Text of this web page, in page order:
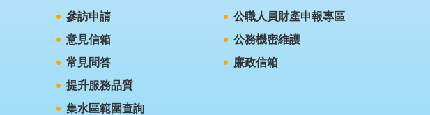
參訪申請
意見信箱
常見問答
提升服務品質
集水區範圍查詢
公職人員財產申報專區
公務機密維護
廉政信箱